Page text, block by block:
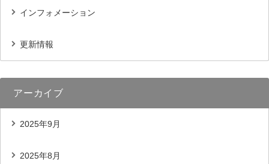
インフォメーション
更新情報
アーカイブ
2025年9月
2025年8月